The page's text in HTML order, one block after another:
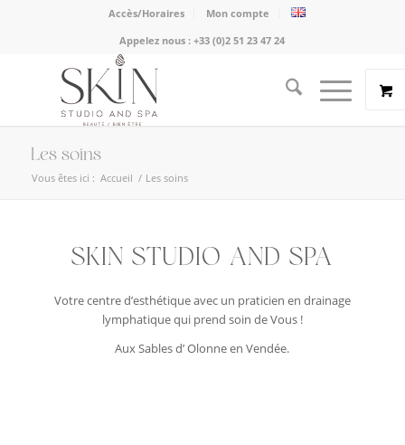
Accès/Horaires
Mon compte
Appelez nous :+33 (0)2 51 23 47 24
Les soins
Vous êtes ici : Accueil / Les soins
SKIN STUDIO AND SPA
Votre centre d’esthétique avec un praticien en drainage
lymphatique qui prend soin de Vous !
Aux Sables d’ Olonne en Vendée.